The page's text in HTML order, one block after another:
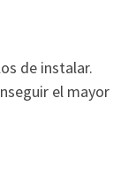
de instalar.
el mayor